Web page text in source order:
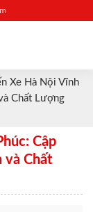
Xe Hà Nội Vĩnh
Chất Lượng
Cập
và Chất